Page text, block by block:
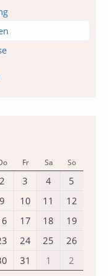
Fr Sa So
2 3 4
5
9 10 11
12
17 18
19
24 25
26
31 1 2